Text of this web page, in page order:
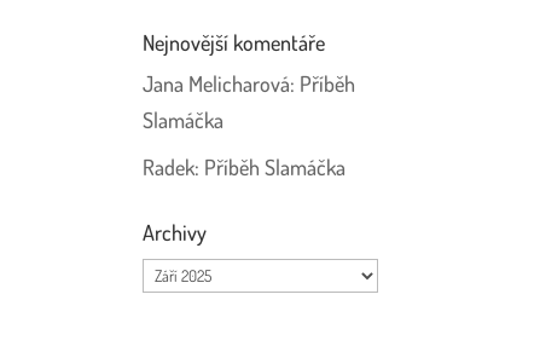
Nejnovější komentáře
Jana Melicharová: Příběh
Slamáčka
Radek: Příběh Slamáčka
Archivy
Archivy